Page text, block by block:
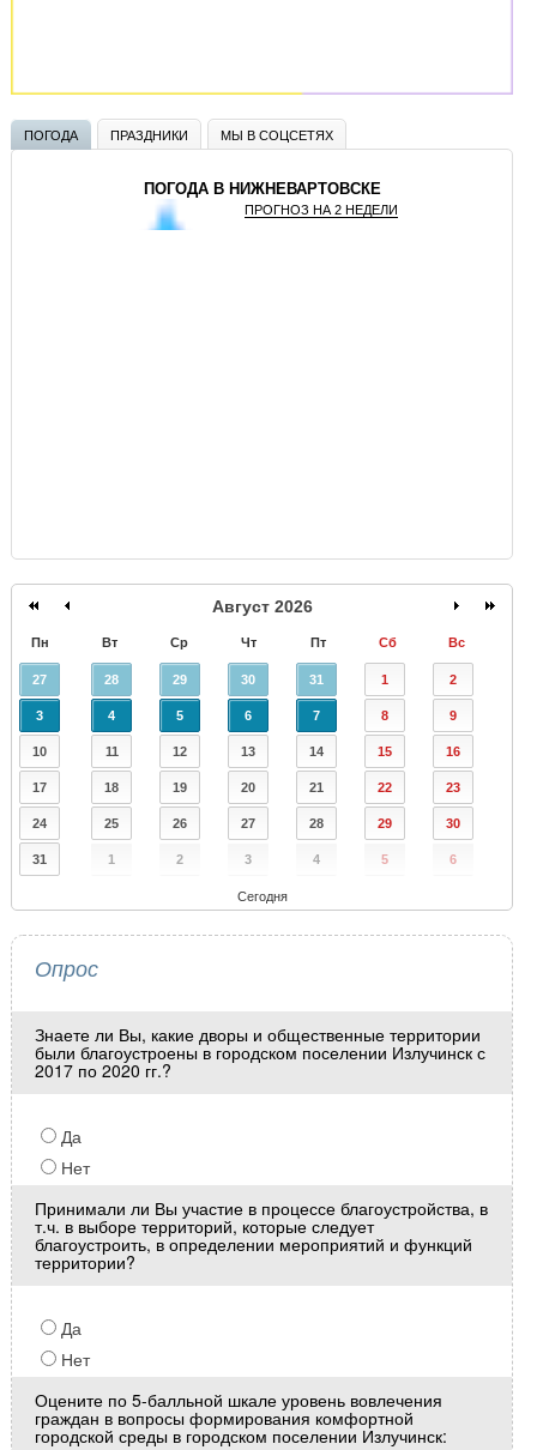
ПОГОДА ПРАЗДНИКИ МЫ В СОЦСЕТЯХ
ПОГОДА В НИЖНЕВАРТОВСКЕ
ПРОГНОЗ НА 2 НЕДЕЛИ
Август 2026
Пн Вт Ср Чт Пт Сб Вс
27 28 29 30 31 1 2
3 4 5 6 7 8 9
10 11 12 13 14 15 16
17 18 19 20 21 22 23
24 25 26 27 28 29 30
31 1 2 3 4 5 6
Сегодня
Опрос
Знаете ли Вы, какие дворы и общественные территории
были благоустроены в городском поселении Излучинск с
2017 по 2020 гг.?
Да
Нет
Принимали ли Вы участие в процессе благоустройства, в
т.ч. в выборе территорий, которые следует
благоустроить, в определении мероприятий и функций
территории?
Да
Нет
Оцените по 5-балльной шкале уровень вовлечения
граждан в вопросы формирования комфортной
городской среды в городском поселении Излучинск: